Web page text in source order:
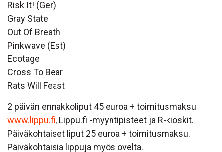
Risk It! (Ger)
Gray State
Out Of Breath
Pinkwave (Est)
Ecotage
Cross To Bear
Rats Will Feast
2 päivän ennakkoliput 45 euroa + toimitusmaksu
www.lippu.fi, Lippu.fi -myyntipisteet ja R-kioskit.
Päiväkohtaiset liput 25 euroa + toimitusmaksu.
Päiväkohtaisia lippuja myös ovelta.